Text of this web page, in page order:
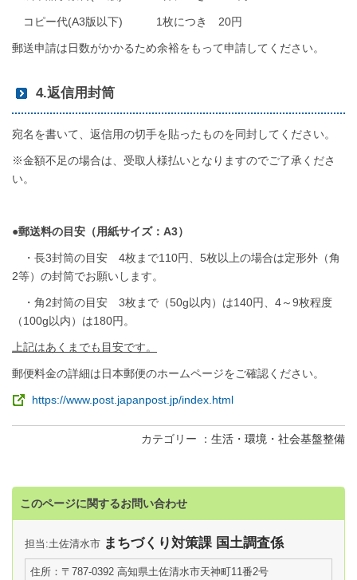
コピー代(A3版以下) 1枚につき 20円
郵送申請は日数がかかるため余裕をもって申請してください。
4.返信用封筒
宛名を書いて、返信用の切手を貼ったものを同封してください。
※金額不足の場合は、受取人様払いとなりますのでご了承くださ
い。
●郵送料の目安（用紙サイズ：A3）
・長3封筒の目安 4枚まで110円、5枚以上の場合は定形外（角
2等）の封筒でお願いします。
・角2封筒の目安 3枚まで（50g以内）は140円、4～9枚程度
（100g以内）は180円。
上記はあくまでも目安です。
郵便料金の詳細は日本郵便のホームページをご確認ください。
https://www.post.japanpost.jp/index.html
カテゴリー 生活・環境・社会基盤整備
このページに関するお問い合わせ
担当:土佐清水市 まちづくり対策課 国土調査係
住所：〒787-0392 高知県土佐清水市天神町11番2号